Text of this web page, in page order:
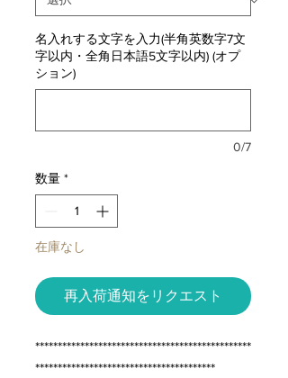
名入れする文字を入力(半角英数字7文
字以内・全角日本語5文字以内) (オプ
ション)
0/7
数量 *
在庫なし
再入荷通知をリクエスト
************************************************
****************************************